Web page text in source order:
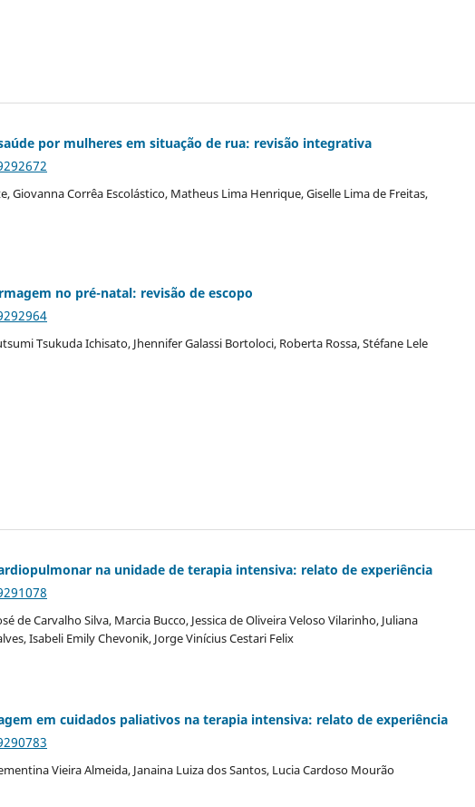
por mulheres em situação de rua: revisão integrativa
Giovanna Corrêa Escolástico, Matheus Lima Henrique, Giselle Lima de Freitas,
no pré-natal: revisão de escopo
Tsukuda Ichisato, Jhennifer Galassi Bortoloci, Roberta Rossa, Stéfane Lele
na unidade de terapia intensiva: relato de experiência
de Carvalho Silva, Marcia Bucco, Jessica de Oliveira Veloso Vilarinho, Juliana
Isabeli Emily Chevonik, Jorge Vinícius Cestari Felix
em cuidados paliativos na terapia intensiva: relato de experiência
Vieira Almeida, Janaina Luiza dos Santos, Lucia Cardoso Mourão